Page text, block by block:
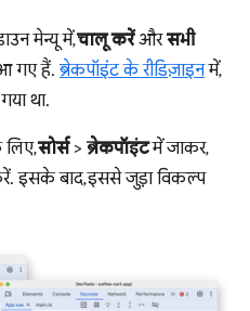
मेन्यू में,चालू करेंऔरसभी
गए हैं. ब्रेकपॉइंट के रीडिज़ाइनमें,
था.
लिए,सोर्स> ब्रेकपॉइंटमें जाकर,
इसके बाद, इससे जुड़ा विकल्प